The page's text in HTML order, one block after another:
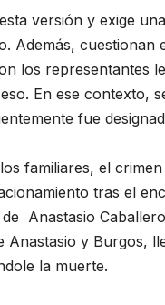
versión y exige
Además,
los representantes
En ese contexto,
fue
familiares, el
tras el
Anastasio
Anastasio y Burgos,
la muerte.